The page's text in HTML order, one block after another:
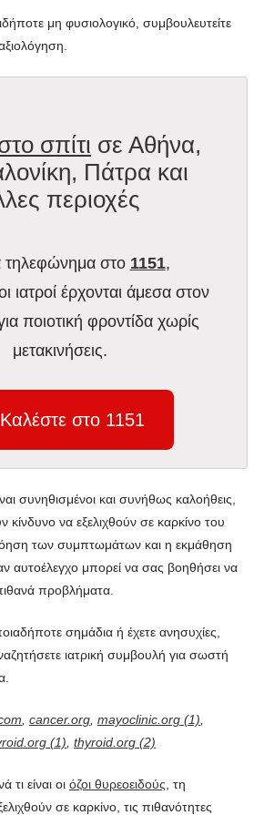
μη φυσιολογικό, συμβουλευτείτε
σπίτι σε Αθήνα,
Πάτρα και
περιοχές
τηλεφώνημα στο 1151,
ιατροί έρχονται άμεσα στον
ποιοτική φροντίδα χωρίς
μετακινήσεις.
στο 1151
συνηθισμένοι και συνήθως καλοήθεις,
κίνδυνο να εξελιχθούν σε καρκίνο του
των συμπτωμάτων και η εκμάθηση
αυτοέλεγχο μπορεί να σας βοηθήσει να
προβλήματα.
σημάδια ή έχετε ανησυχίες,
ιατρική συμβουλή για σωστή
cancer.org mayoclinic.org (1)
(1) thyroid.org (2)
τι είναι οι όζοι θυρεοειδούς , τη
σε καρκίνο, τις πιθανότητες